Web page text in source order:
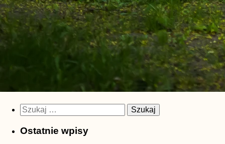
Szukaj:
Ostatnie wpisy